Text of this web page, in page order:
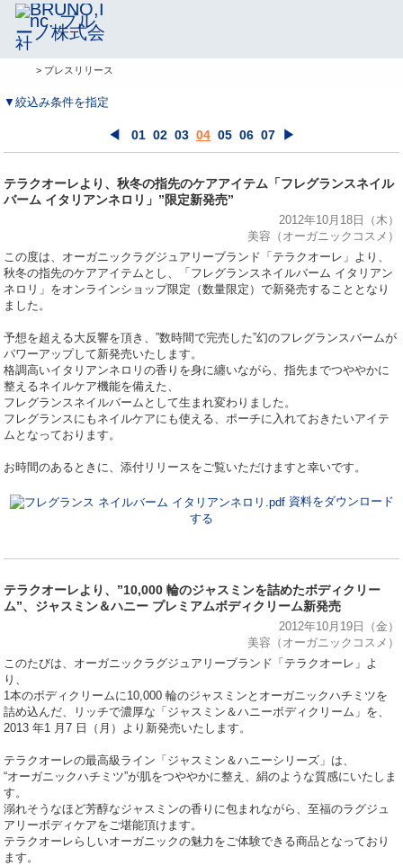
> プレスリリース
▼絞込み条件を指定
◀ 01 02 03 04 05 06 07 ▶
テラクオーレより、秋冬の指先のケアアイテム「フレグランスネイル
バーム イタリアンネロリ」”限定新発売”
2012年10月18日（木）
美容（オーガニックコスメ）
この度は、オーガニックラグジュアリーブランド「テラクオーレ」より、
秋冬の指先のケアアイテムとし、「フレグランスネイルバーム イタリアン
ネロリ」をオンラインショップ限定（数量限定）で新発売することとなり
ました。
予想を超える大反響を頂き、”数時間で完売した”幻のフレグランスバームが
パワーアップして新発売いたします。
格調高いイタリアンネロリの香りを身に纏いながら、指先までつややかに
整えるネイルケア機能を備えた、
フレグランスネイルバームとして生まれ変わりました。
フレグランスにもネイルケアにも使える、ポーチに入れておきたいアイテ
ムとなっております。
お時間のあるときに、添付リリースをご覧いただけますと幸いです。
資料をダウンロード
する
テラクオーレより、”10,000 輪のジャスミンを詰めたボディクリー
ム”、ジャスミン＆ハニー プレミアムボディクリーム新発売
2012年10月19日（金）
美容（オーガニックコスメ）
このたびは、オーガニックラグジュアリーブランド「テラクオーレ」よ
り、
1本のボディクリームに10,000 輪のジャスミンとオーガニックハチミツを
詰め込んだ、リッチで濃厚な「ジャスミン＆ハニーボディクリーム」を、
2013 年1 月7 日（月）より新発売いたします。
テラクオーレの最高級ライン「ジャスミン＆ハニーシリーズ」は、
“オーガニックハチミツ”が肌をつややかに整え、絹のような質感にいたしま
す。
溺れそうなほど芳醇なジャスミンの香りに包まれながら、至福のラグジュ
アリーボディケアをご堪能頂けます。
テラクオーレらしいオーガニックの魅力をご体験できる商品となっており
ます。